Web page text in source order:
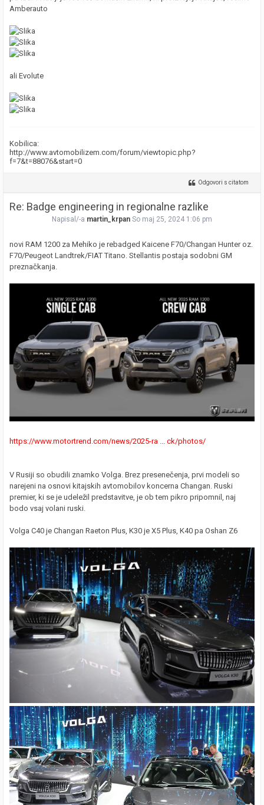
Amberauto
ali Evolute
Kobilica:
http://www.avtomobilizem.com/forum/viewtopic.php?
f=7&t=88076&start=0
Odgovori s citatom
Re: Badge engineering in regionalne razlike
Napisal/-a martin_krpan So maj 25, 2024 1:06 pm
novi RAM 1200 za Mehiko je rebadged Kaicene F70/Changan Hunter oz.
F70/Peugeot Landtrek/FIAT Titano. Stellantis postaja sodobni GM
preznačkanja.
https://www.motortrend.com/news/2025-ra ... ck/photos/
V Rusiji so obudili znamko Volga. Brez presenečenja, prvi modeli so
narejeni na osnovi kitajskih avtomobilov koncerna Changan. Ruski
premier, ki se je udeležil predstavitve, je ob tem pikro pripomnil, naj
bodo vsaj volani ruski.
Volga C40 je Changan Raeton Plus, K30 je X5 Plus, K40 pa Oshan Z6